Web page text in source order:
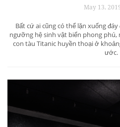
May 13,
Bất cứ ai cũng có thể lặn xuống
ngưỡng hệ sinh vật biển phong
con tàu Titanic huyền thoại ở
ước.